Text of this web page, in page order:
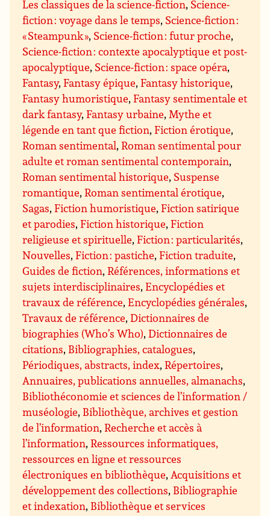
Les classiques de la science-fiction, Science-
fiction : voyage dans le temps, Science-fiction :
« Steampunk », Science-fiction : futur proche,
Science-fiction : contexte apocalyptique et post-
apocalyptique, Science-fiction : space opéra,
Fantasy,Fantasy épique,Fantasy historique,
Fantasy humoristique,Fantasy sentimentale et
dark fantasy,Fantasy urbaine,Mythe et
légende en tant que fiction,Fiction érotique,
Roman sentimental,Roman sentimental pour
adulte et roman sentimental contemporain,
Roman sentimental historique, Suspense
romantique,Roman sentimental érotique,
Sagas,Fiction humoristique,Fiction satirique
et parodies,Fiction historique,Fiction
religieuse et spirituelle,Fiction : particularités,
Nouvelles,Fiction : pastiche,Fiction traduite,
Guides de fiction,Références, informations et
sujets interdisciplinaires,Encyclopédies et
travaux de référence,Encyclopédies générales,
Travaux de référence,Dictionnaires de
biographies (Who’s Who),Dictionnaires de
citations, Bibliographies, catalogues,
Périodiques, abstracts, index,Répertoires,
Annuaires, publications annuelles, almanachs,
Bibliothéconomie et sciences de l’information /
muséologie, Bibliothèque, archives et gestion
de l’information,Recherche et accès à
l’information,Ressources informatiques,
ressources en ligne et ressources
électroniques en bibliothèque,Acquisitions et
développement des collections, Bibliographie
et indexation, Bibliothèque et services